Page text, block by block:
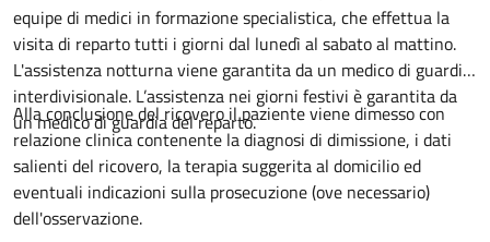
equipe di medici in formazione specialistica, che effettua la
visita di reparto tutti i giorni dal lunedì al sabato al mattino.
L'assistenza notturna viene garantita da un medico di guardia
interdivisionale. L’assistenza nei giorni festivi è garantita da
un medico di guardia del reparto.
Alla conclusione del ricovero il paziente viene dimesso con
relazione clinica contenente la diagnosi di dimissione, i dati
salienti del ricovero, la terapia suggerita al domicilio ed
eventuali indicazioni sulla prosecuzione (ove necessario)
dell'osservazione.